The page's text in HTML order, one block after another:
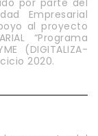
por parte del
Empresarial
al proyecto
“Programa
(DIGITALIZA-
2020.